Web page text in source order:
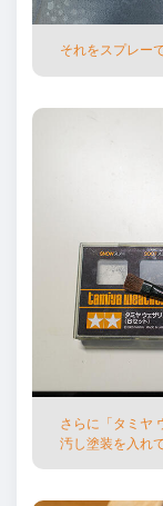
それをスプレー
さらに「タミヤ
汚し塗装を⼊れ